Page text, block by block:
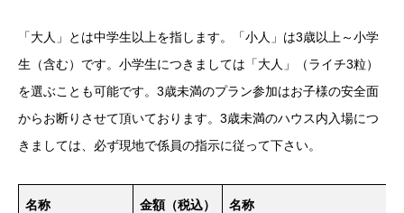
「大人」とは中学生以上を指します。「小人」は3歳以上～小学
生（含む）です。小学生につきましては「大人」（ライチ3粒）
を選ぶことも可能です。3歳未満のプラン参加はお子様の安全面
からお断りさせて頂いております。3歳未満のハウス内入場につ
きましては、必ず現地で係員の指示に従って下さい。
名称 金額（税込） 名称